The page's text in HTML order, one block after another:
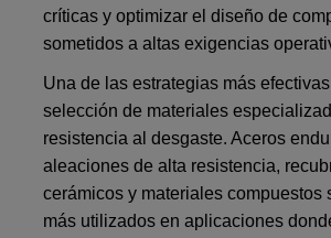
críticas y optimizar el diseño de
sometidos a altas exigencias
Una de las estrategias más
selección de materiales
resistencia al desgaste. Aceros
aleaciones de alta resistencia,
cerámicos y materiales compuestos
más utilizados en aplicaciones